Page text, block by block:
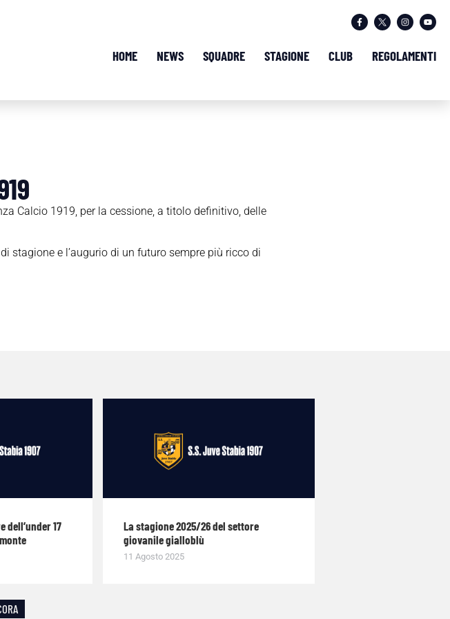
HOME NEWS SQUADRE STAGIONE CLUB REGOLAMENTI
Calcio 1919, per la cessione, a titolo definitivo, delle
stagione e l’augurio di un futuro sempre più ricco di
dell’under 17
La stagione 2025/26 del settore
giovanile gialloblù
11 Agosto 2025